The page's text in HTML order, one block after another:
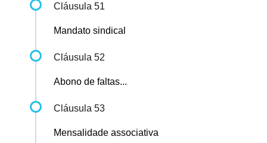
Cláusula 51
Mandato sindical
Cláusula 52
Abono de faltas...
Cláusula 53
Mensalidade associativa